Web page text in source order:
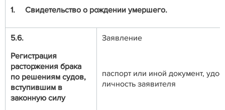
1. Свидетельство о рождении умершего.
5.6.
Регистрация
расторжения брака
по решениям судов,
вступившим в
законную силу
Заявление
паспорт или иной документ,
личность заявителя